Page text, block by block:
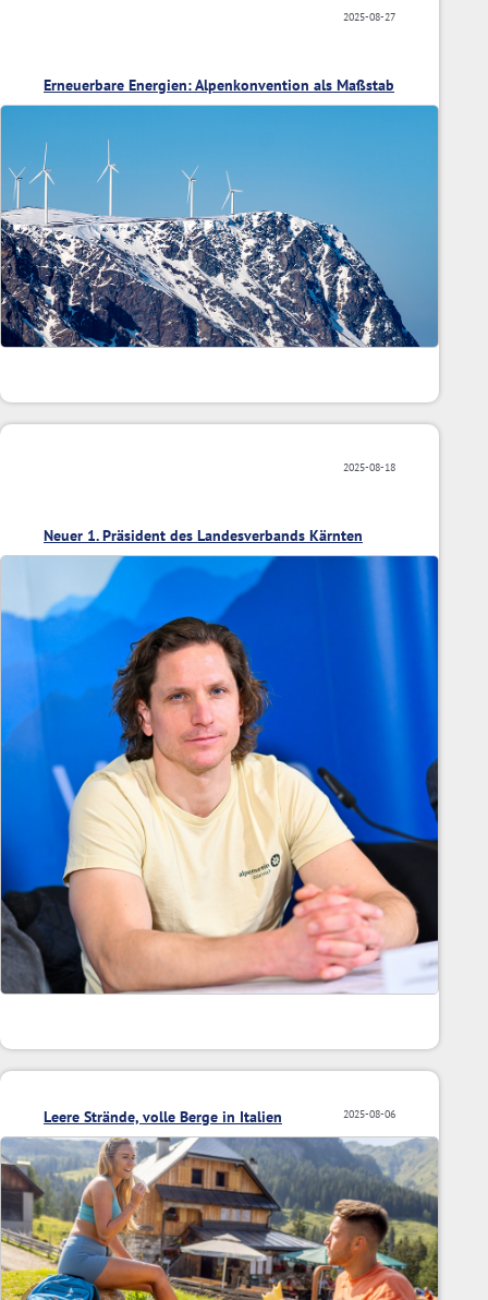
2025-08-27
Erneuerbare Energien: Alpenkonvention als Maßstab
2025-08-18
Neuer 1. Präsident des Landesverbands Kärnten
2025-08-06
Leere Strände, volle Berge in Italien